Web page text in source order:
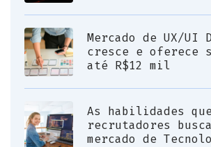
Mercado de UX/UI
cresce e oferece
até R$12 mil
As habilidades
recrutadores
mercado de